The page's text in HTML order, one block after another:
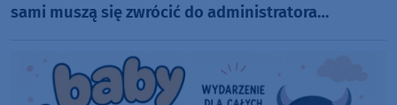
sami muszą się zwrócić do administratora